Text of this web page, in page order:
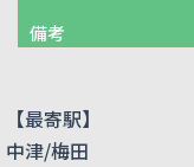
備考
【最寄駅】
中津/梅田